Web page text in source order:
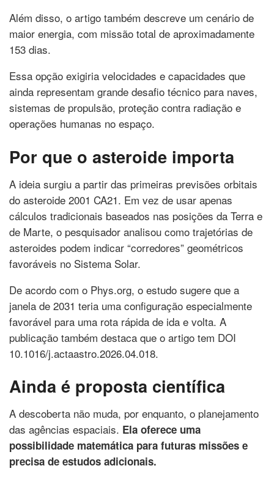
Além disso, o artigo também descreve um cenário de
maior energia, com missão total de aproximadamente
153 dias.
Essa opção exigiria velocidades e capacidades que
ainda representam grande desafio técnico para naves,
sistemas de propulsão, proteção contra radiação e
operações humanas no espaço.
Por que o asteroide importa
A ideia surgiu a partir das primeiras previsões orbitais
do asteroide 2001 CA21. Em vez de usar apenas
cálculos tradicionais baseados nas posições da Terra e
de Marte, o pesquisador analisou como trajetórias de
asteroides podem indicar “corredores” geométricos
favoráveis no Sistema Solar.
De acordo com o Phys.org, o estudo sugere que a
janela de 2031 teria uma configuração especialmente
favorável para uma rota rápida de ida e volta. A
publicação também destaca que o artigo tem DOI
10.1016/j.actaastro.2026.04.018.
Ainda é proposta científica
A descoberta não muda, por enquanto, o planejamento
das agências espaciais. Ela oferece uma
possibilidade matemática para futuras missões e
precisa de estudos adicionais.